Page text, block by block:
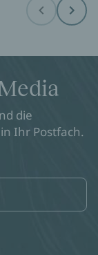
Before Next
die
Ihr Postfach.